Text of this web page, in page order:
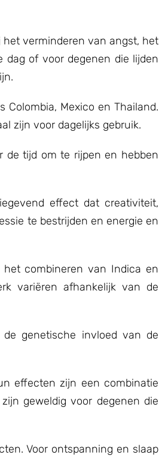
verminderen van angst, het
of voor degenen die lijden
Colombia, Mexico en Thailand.
zijn voor dagelijks gebruik.
de tijd om te rijpen en hebben
effect dat creativiteit,
te bestrijden en energie en
het combineren van Indica en
variëren afhankelijk van de
genetische invloed van de
effecten zijn een combinatie
geweldig voor degenen die
Voor ontspanning en slaap